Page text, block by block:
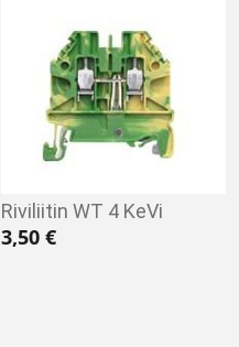
Riviliitin WT 4 KeVi
3,50€